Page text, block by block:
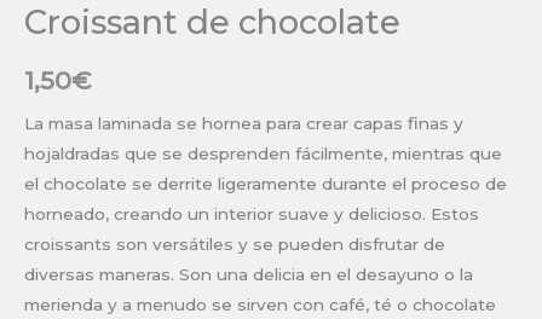
Croissant de chocolate
1,50€
La masa laminada se hornea para crear capas finas y
hojaldradas que se desprenden fácilmente, mientras que
el chocolate se derrite ligeramente durante el proceso de
horneado, creando un interior suave y delicioso. Estos
croissants son versátiles y se pueden disfrutar de
diversas maneras. Son una delicia en el desayuno o la
merienda y a menudo se sirven con café, té o chocolate